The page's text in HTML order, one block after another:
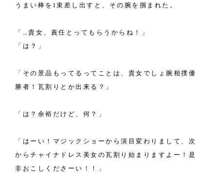
うまい棒を1束差し出すと、その腕を掴まれた。
「…貴女、責任とってもらうからね！」
「は？」
「その景品もってるってことは、貴女でしょ腕相撲優
勝者！瓦割りとか出来る？」
「は？余裕だけど、何？」
「はーい！マジックショーから演目変わりまして、次
からチャイナドレス美女の瓦割り始まりますよー！是
非おこしくださーい！！」